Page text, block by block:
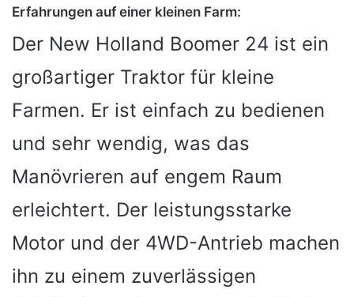
Erfahrungen auf einer kleinen Farm:
Der New Holland Boomer 24 ist ein
großartiger Traktor für kleine
Farmen. Er ist einfach zu bedienen
und sehr wendig, was das
Manövrieren auf engem Raum
erleichtert. Der leistungsstarke
Motor und der 4WD-Antrieb machen
ihn zu einem zuverlässigen